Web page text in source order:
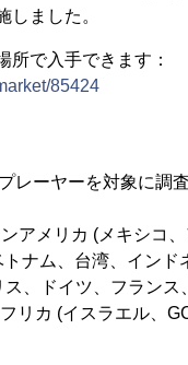
しました。
所で入手できます：
85424
レーヤーを対象に調
アメリカ (メキシコ
ナム、台湾、イン
、ドイツ、フラン
リカ (イスラエル、